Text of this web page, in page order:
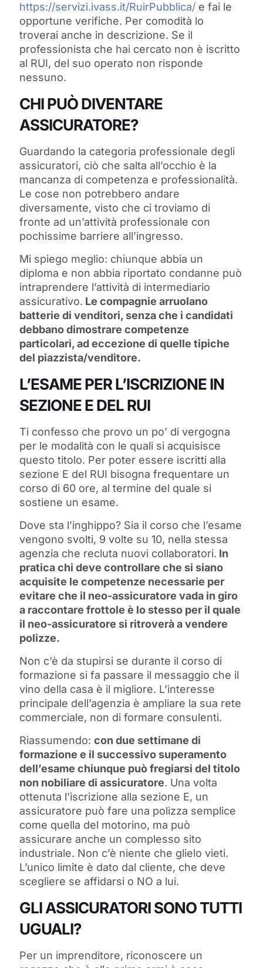
https://servizi.ivass.it/RuirPubblica/ e fai le
opportune verifiche. Per comodità lo
troverai anche in descrizione. Se il
professionista che hai cercato non è iscritto
al RUI, del suo operato non risponde
nessuno.
CHI PUÒ DIVENTARE
ASSICURATORE?
Guardando la categoria professionale degli
assicuratori, ciò che salta all’occhio è la
mancanza di competenza e professionalità.
Le cose non potrebbero andare
diversamente, visto che ci troviamo di
fronte ad un’attività professionale con
pochissime barriere all’ingresso.
Mi spiego meglio: chiunque abbia un
diploma e non abbia riportato condanne può
intraprendere l’attività di intermediario
assicurativo. Le compagnie arruolano
batterie di venditori, senza che i candidati
debbano dimostrare competenze
particolari, ad eccezione di quelle tipiche
del piazzista/venditore.
L’ESAME PER L’ISCRIZIONE IN
SEZIONE E DEL RUI
Ti confesso che provo un po’ di vergogna
per le modalità con le quali si acquisisce
questo titolo. Per poter essere iscritti alla
sezione E del RUI bisogna frequentare un
corso di 60 ore, al termine del quale si
sostiene un esame.
Dove sta l’inghippo? Sia il corso che l’esame
vengono svolti, 9 volte su 10, nella stessa
agenzia che recluta nuovi collaboratori. In
pratica chi deve controllare che si siano
acquisite le competenze necessarie per
evitare che il neo-assicuratore vada in giro
a raccontare frottole è lo stesso per il quale
il neo-assicuratore si ritroverà a vendere
polizze.
Non c’è da stupirsi se durante il corso di
formazione si fa passare il messaggio che il
vino della casa è il migliore. L’interesse
principale dell’agenzia è ampliare la sua rete
commerciale, non di formare consulenti.
Riassumendo: con due settimane di
formazione e il successivo superamento
dell’esame chiunque può fregiarsi del titolo
non nobiliare di assicuratore. Una volta
ottenuta l’iscrizione alla sezione E, un
assicuratore può fare una polizza semplice
come quella del motorino, ma può
assicurare anche un complesso sito
industriale. Non c’è niente che glielo vieti.
L’unico limite è dato dal cliente, che deve
scegliere se affidarsi o NO a lui.
GLI ASSICURATORI SONO TUTTI
UGUALI?
Per un imprenditore, riconoscere un